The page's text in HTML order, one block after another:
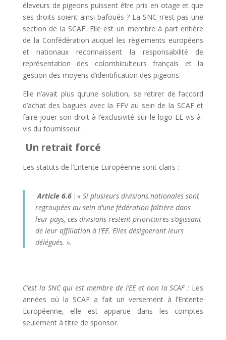
éleveurs de pigeons puissent être pris en otage et que
ses droits soient ainsi bafoués ? La SNC n’est pas une
section de la SCAF. Elle est un membre à part entière
de la Confédération auquel les règlements européens
et nationaux reconnaissent la responsabilité de
représentation des colombiculteurs français et la
gestion des moyens d’identification des pigeons.
Elle n’avait plus qu’une solution, se retirer de l’accord
d’achat des bagues avec la FFV au sein de la SCAF et
faire jouer son droit à l’exclusivité sur le logo EE vis-à-
vis du fournisseur.
Un retrait forcé
Les statuts de l’Entente Européenne sont clairs :
Article 6.6 : « Si plusieurs divisions nationales sont
regroupées au sein d’une fédération faîtière dans
leur pays, ces divisions restent prioritaires s’agissant
de leur affiliation à l’EE. Elles désigneront leurs
délégués. ».
C’est la SNC qui est membre de l’EE et non la SCAF: Les
années où la SCAF a fait un versement à l’Entente
Européenne, elle est apparue dans les comptes
seulement à titre de sponsor.